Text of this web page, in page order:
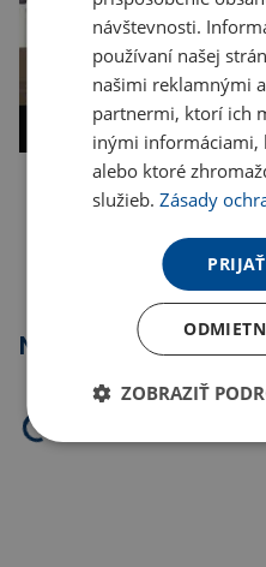
Kopírovať odkaz
Najpredávanejšie
návštevnosti.
používaní našej
našimi reklamnými
partnermi, ktorí ich
inými informáciami,
alebo ktoré
služieb.Zásady
ZOBRAZIŤ